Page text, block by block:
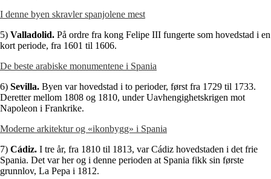
I denne byen skravler spanjolene mest
5) Valladolid. På ordre fra kong Felipe III fungerte som hovedstad i en
kort periode, fra 1601 til 1606.
De beste arabiske monumentene i Spania
6) Sevilla. Byen var hovedstad i to perioder, først fra 1729 til 1733.
Deretter mellom 1808 og 1810, under Uavhengighetskrigen mot
Napoleon i Frankrike.
Moderne arkitektur og «ikonbygg» i Spania
7) Cádiz. I tre år, fra 1810 til 1813, var Cádiz hovedstaden i det frie
Spania. Det var her og i denne perioden at Spania fikk sin første
grunnlov, La Pepa i 1812.